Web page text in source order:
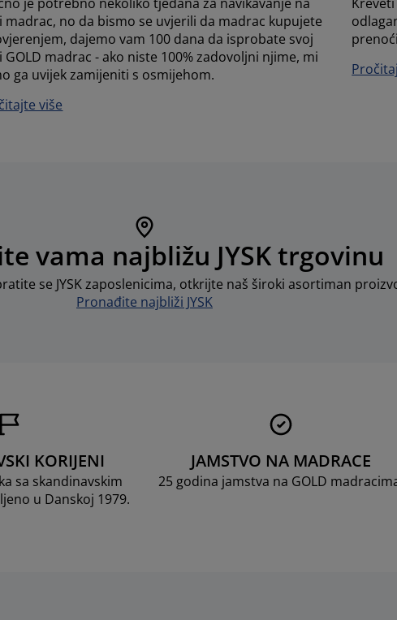
madrac, no da bismo se uvjerili da madrac kupujete
dajemo vam 100 dana da isprobate svoj
GOLD madrac - ako niste 100% zadovoljni njime, mi
ga uvijek zamijeniti s osmijehom.
više
vama najbližu JYSK trgovinu
se JYSK zaposlenicima, otkrijte naš široki asortiman
Pronađite najbliži JYSK
KORIJENI
sa skandinavskim
u Danskoj 1979.
JAMSTVO NA MADRACE
25 godina jamstva na GOLD